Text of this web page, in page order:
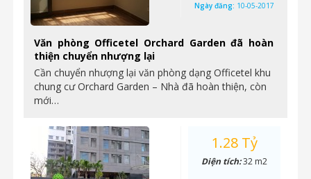
Văn phòng Officetel Orchard Garden đã hoàn
thiện chuyển nhượng lại
Cần chuyển nhượng lại văn phòng dạng Officetel khu
chung cư Orchard Garden – Nhà đã hoàn thiện, còn
mới…
Ngày đăng: 10-05-2017
1.28 Tỷ
Diện tích:32 m2